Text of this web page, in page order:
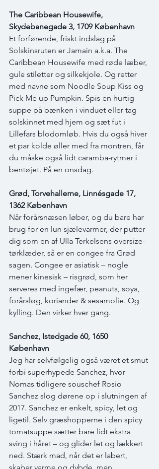
The Caribbean Housewife,
Skydebanegade 3, 1709 København
Et forførende, friskt indslag på
Solskinsruten er Jamain a.k.a. The
Caribbean Housewife med røde læber,
gule stiletter og silkekjole. Og retter
med navne som Noodle Soup Kiss og
Pick Me up Pumpkin. Spis en hurtig
suppe på bænken i vinduet eller tag
solskinnet med hjem og sæt fut i
Lillefars blodomløb. Hvis du også hiver
et par kolde øller med fra montren, får
du måske også lidt caramba-rytmer i
bentøjet. På en onsdag.
Grød, Torvehallerne, Linnésgade 17,
1362 København
Når forårsnæsen løber, og du bare har
brug for en lun sjælevarmer, der putter
dig som en af Ulla Terkelsens oversize-
tørklæder, så er en congee fra Grød
sagen. Congee er asiatisk – nogle
mener kinesisk – risgrød, som her
serveres med ingefær, peanuts, soya,
forårsløg, koriander & sesamolie. Og
kylling. Den virker hver gang.
Sanchez, Istedgade 60, 1650
København
Jeg har selvfølgelig også været et smut
forbi superhypede Sanchez, hvor
Nomas tidligere souschef Rosio
Sanchez slog dørene op i slutningen af
2017. Sanchez er enkelt, spicy, let og
ligetil. Selv græshopperne i den spicy
tomatsuppe sætter bare lidt ekstra
sving i håret – og glider let og lækkert
ned. Stærk mad, når det er labert,